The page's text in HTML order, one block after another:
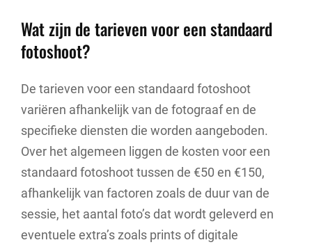
Wat zijn de tarieven voor een standaard
fotoshoot?
De tarieven voor een standaard fotoshoot
variëren afhankelijk van de fotograaf en de
specifieke diensten die worden aangeboden.
Over het algemeen liggen de kosten voor een
standaard fotoshoot tussen de €50 en €150,
afhankelijk van factoren zoals de duur van de
sessie, het aantal foto’s dat wordt geleverd en
eventuele extra’s zoals prints of digitale